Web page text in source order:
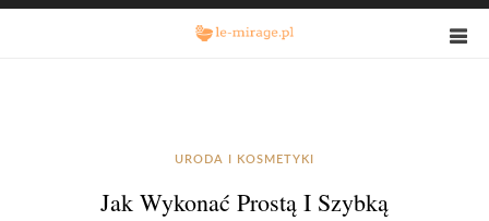
URODA I KOSMETYKI
Jak Wykonać Prostą I Szybką